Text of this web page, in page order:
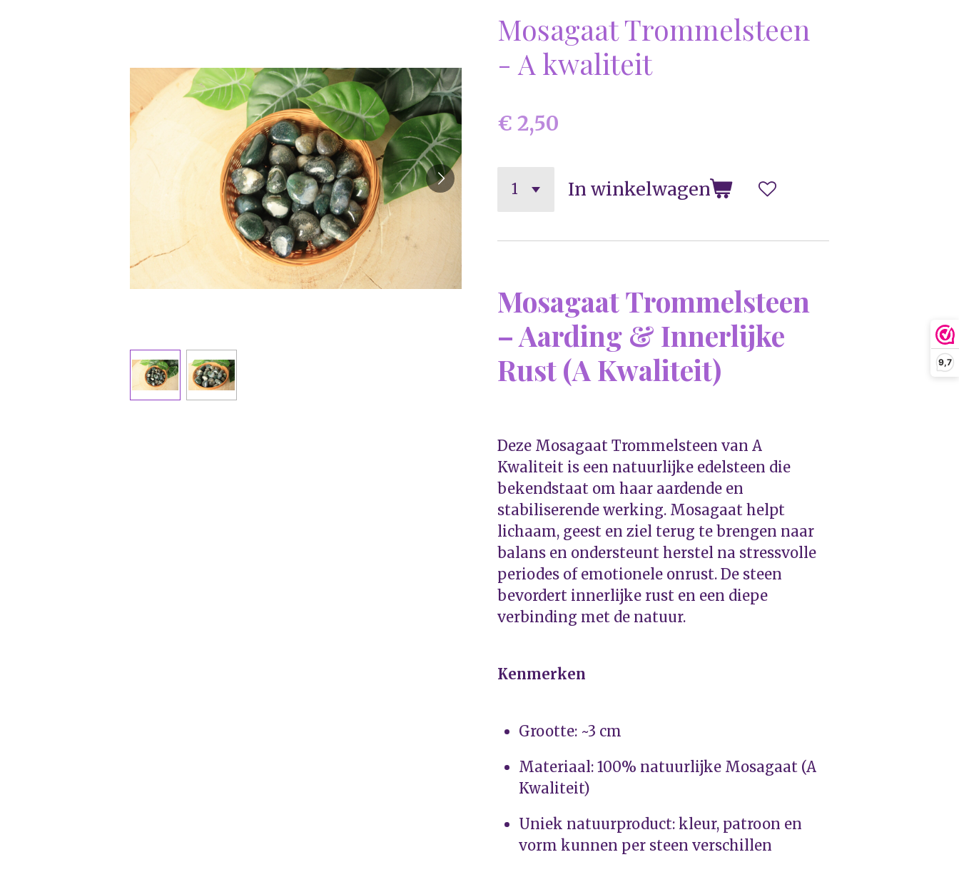
9,7
Mosagaat Trommelsteen
- A kwaliteit
€ 2,50
In winkelwagen
Mosagaat Trommelsteen
– Aarding & Innerlijke
Rust (A Kwaliteit)
Deze Mosagaat Trommelsteen van A
Kwaliteit is een natuurlijke edelsteen die
bekendstaat om haar aardende en
stabiliserende werking. Mosagaat helpt
lichaam, geest en ziel terug te brengen naar
balans en ondersteunt herstel na stressvolle
periodes of emotionele onrust. De steen
bevordert innerlijke rust en een diepe
verbinding met de natuur.
Kenmerken
Grootte: ~3 cm
Materiaal: 100% natuurlijke Mosagaat (A
Kwaliteit)
Uniek natuurproduct: kleur, patroon en
vorm kunnen per steen verschillen